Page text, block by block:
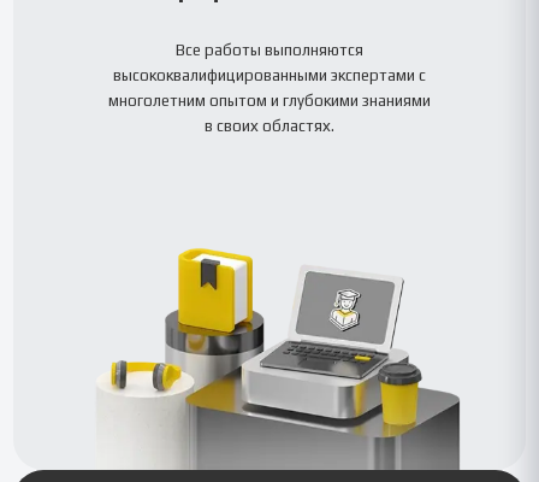
Все работы выполняются
высококвалифицированными экспертами с
многолетним опытом и глубокими знаниями
в своих областях.